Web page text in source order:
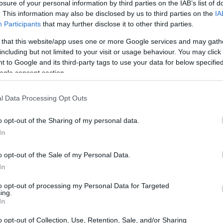
of your personal information by third parties on the IAB’s list of
This information may also be disclosed by us to third parties on the
Participants that may further disclose it to other third parties.
that this website/app uses one or more Google services and may
but not limited to your visit or usage behaviour. You may
to Google and its third-party tags to use your data for below
consent section.
Data Processing Opt Outs
opt-out of the Sharing of my personal data.
opt-out of the Sale of my Personal Data.
opt-out of processing my Personal Data for Targeted
opt-out of Collection, Use, Retention, Sale, and/or Sharing
su un piano simile. Recentemente lo ha
prima della partita contro il Levante,
È evidente che ci sono momenti nel
affrontare uno di questi. La sua squadra
contro avversari posizionati più in
accumulare punti prima di recarsi a
della Coppa del Re Mapfre, che
Domani i leoni saranno in trasferta
classifica, ma che ha appena
il Girona. L’incontro originariamente
il Rayo è stato rinviato al 4 marzo a
di Vallecas. Il prossimo avversario sarà
con l’interesse di vedere Eder
degli anni ‘80, sulla panchina opposta.